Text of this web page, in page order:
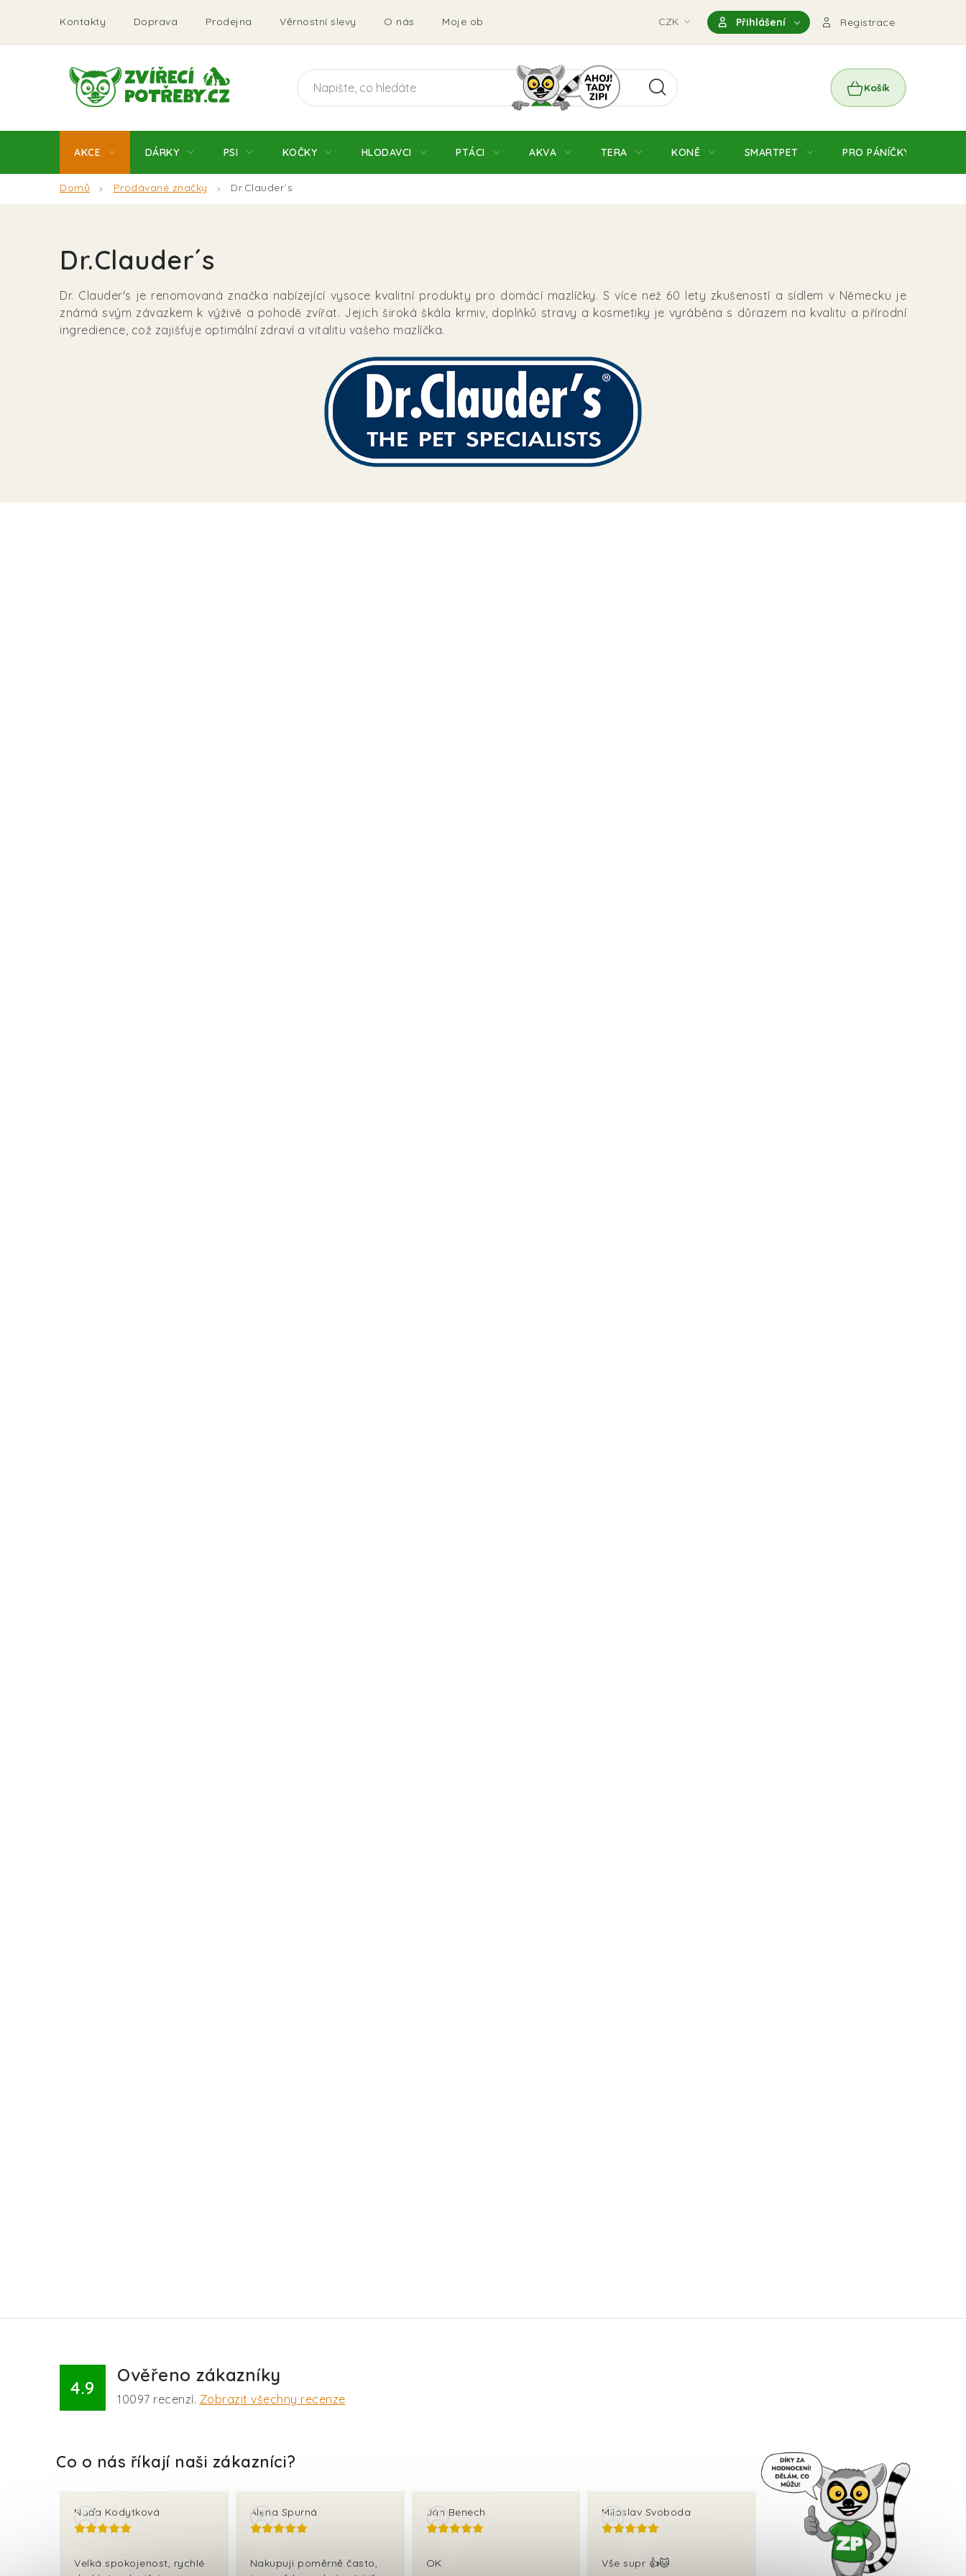
obsah
Kontakty Doprava Prodejna Věrnostní slevy O nás Moje objednávka Obchodní podmínky Magazín Výdejní místo Pohořelice
CZK Přihlášení Registrace
NÁKUPNÍ
AKCE DÁRKY PSI KOČKY HLODAVCI PTÁCI AKVA TERA KONĚ SMARTPET PRO PÁNÍČKY
Domů Prodávané značky Dr.Clauder´s
Dr.Clauder´s
Dr. Clauder's je renomovaná značka nabízející vysoce kvalitní produkty pro domácí mazlíčky. S více než 60 lety zkušeností a sídlem v Německu je
známá svým závazkem k výživě a pohodě zvířat. Jejich široká škála krmiv, doplňků stravy a kosmetiky je vyráběna s důrazem na kvalitu a přírodní
ingredience, což zajišťuje optimální zdraví a vitalitu vašeho mazlíčka.
4.9
Ověřeno zákazníky
10097 recenzí. Zobrazit všechny recenze
Naďa Kodytková
Velká spokojenost, rychlé
Alena Spurná
Nakupuji poměrně často,
Ján Benech
OK
Miloslav Svoboda
Vše supr 👍🐱